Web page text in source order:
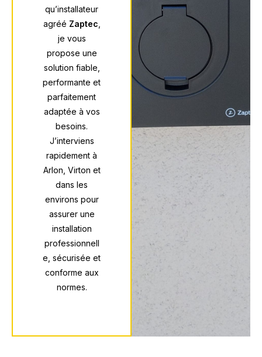
qu’installateur
agréé Zaptec
je vous
propose une
solution fiable,
performante et
parfaitement
adaptée à vos
besoins.
J’interviens
rapidement à
Arlon, Virton et
dans les
environs pour
assurer une
installation
professionnell
e, sécurisée et
conforme aux
normes.